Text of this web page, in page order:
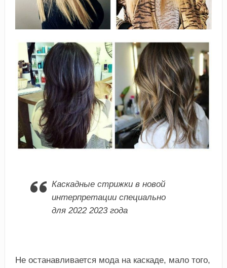
Каскадные стрижки в новой
интерпретации специально
для 2022 2023 года
Не останавливается мода на каскаде, мало того,